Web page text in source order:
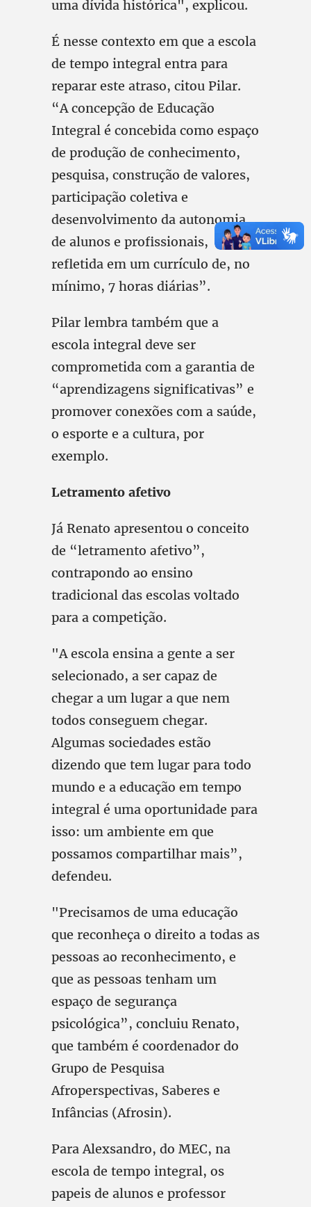
uma dívida histórica", explicou.
É nesse contexto em que a escola
de tempo integral entra para
reparar este atraso, citou Pilar.
“A concepção de Educação
Integral é concebida como espaço
de produção de conhecimento,
pesquisa, construção de valores,
participação coletiva e
desenvolvimento da autonomia
de alunos e profissionais,
refletida em um currículo de, no
mínimo, 7 horas diárias”.
Pilar lembra também que a
escola integral deve ser
comprometida com a garantia de
“aprendizagens significativas” e
promover conexões com a saúde,
o esporte e a cultura, por
exemplo.
Letramento afetivo
Já Renato apresentou o conceito
de “letramento afetivo”,
contrapondo ao ensino
tradicional das escolas voltado
para a competição.
"A escola ensina a gente a ser
selecionado, a ser capaz de
chegar a um lugar a que nem
todos conseguem chegar.
Algumas sociedades estão
dizendo que tem lugar para todo
mundo e a educação em tempo
integral é uma oportunidade para
isso: um ambiente em que
possamos compartilhar mais”,
defendeu.
"Precisamos de uma educação
que reconheça o direito a todas as
pessoas ao reconhecimento, e
que as pessoas tenham um
espaço de segurança
psicológica”, concluiu Renato,
que também é coordenador do
Grupo de Pesquisa
Afroperspectivas, Saberes e
Infâncias (Afrosin).
Para Alexsandro, do MEC, na
escola de tempo integral, os
papeis de alunos e professor